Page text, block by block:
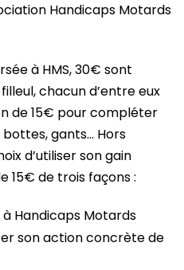
Handicaps Motards
à HMS, 30€ sont
chacun d’entre eux
de 15€ pour compléter
gants... Hors
d’utiliser son gain
15€ de trois façons :
à Handicaps Motards
son action concrète de